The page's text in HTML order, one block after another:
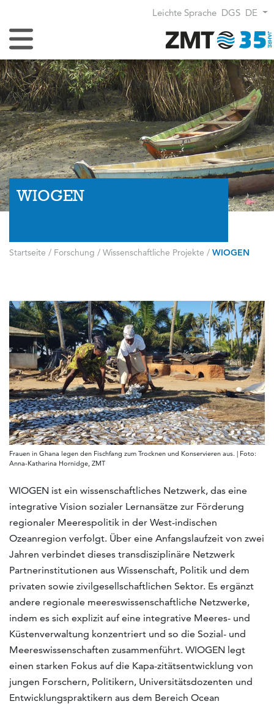
Leichte Sprache DGS DE
Navigation umschalten
WIOGEN
Startseite / Forschung / Wissenschaftliche Projekte / WIOGEN
Frauen in Ghana legen den Fischfang zum Trocknen und Konservieren aus. | Foto:
Anna-Katharina Hornidge, ZMT
WIOGEN ist ein wissenschaftliches Netzwerk, das eine
integrative Vision sozialer Lernansätze zur Förderung
regionaler Meerespolitik in der West-indischen
Ozeanregion verfolgt. Über eine Anfangslaufzeit von zwei
Jahren verbindet dieses transdisziplinäre Netzwerk
Partnerinstitutionen aus Wissenschaft, Politik und dem
privaten sowie zivilgesellschaftlichen Sektor. Es ergänzt
andere regionale meereswissenschaftliche Netzwerke,
indem es sich explizit auf eine integrative Meeres- und
Küstenverwaltung konzentriert und so die Sozial- und
Meereswissenschaften zusammenführt. WIOGEN legt
einen starken Fokus auf die Kapa-zitätsentwicklung von
jungen Forschern, Politikern, Universitätsdozenten und
Entwicklungspraktikern aus dem Bereich Ocean